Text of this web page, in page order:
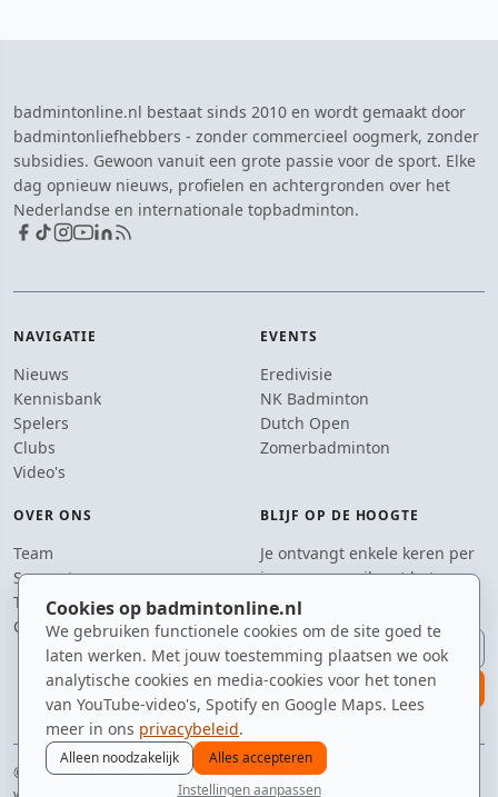
Cookies op badmintonline.nl
We gebruiken functionele cookies om de site goed te
laten werken. Met jouw toestemming plaatsen we ook
analytische cookies en media-cookies voor het tonen
van YouTube-video's, Spotify en Google Maps. Lees
meer in ons privacybeleid.
Alleen noodzakelijk
Alles accepteren
Instellingen aanpassen
badmintonline.nl bestaat sinds 2010 en wordt gemaakt door
badmintonliefhebbers - zonder commercieel oogmerk, zonder
subsidies. Gewoon vanuit een grote passie voor de sport. Elke
dag opnieuw nieuws, profielen en achtergronden over het
Nederlandse en internationale topbadminton.
NAVIGATIE
Nieuws
Kennisbank
Spelers
Clubs
Video's
EVENTS
Eredivisie
NK Badminton
Dutch Open
Zomerbadminton
OVER ONS
Team
Supporters
Tip de redactie
Contact
BLIJF OP DE HOOGTE
Je ontvangt enkele keren per
jaar een e-mail met het
laatste badmintonnieuws.
E-mailadres
aanmelden
© 2010–2026 badmintonline.nl · voor de spelers die altijd 'nog één potje'